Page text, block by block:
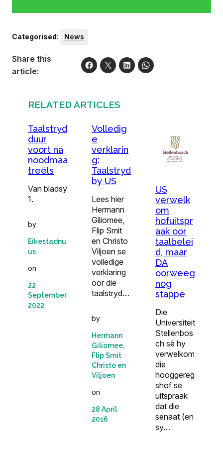
Categorised: News
Share this
article:
RELATED ARTICLES
Taalstryd
duur
voort ná
noodmaa
treëls
Van bladsy
1.
by
Eikestadnu
us
on
22
September
2022
Volledig
e
verklarin
g:
Taalstryd
by US
Lees hier
Hermann
Giliomee,
Flip Smit
en Christo
Viljoen se
volledige
verklaring
oor die
taalstryd…
by
Hermann
Giliomee,
Flip Smit
Christo en
Viljoen
on
28 April
2016
US
verwelk
om
hofuitspr
aak oor
taalbelei
d, maar
DA
oorweeg
nog
stappe
Die
Universiteit
Stellenbos
ch sê hy
verwelkom
die
hooggereg
s­hof se
uitspraak
dat die
senaat (en
sy…